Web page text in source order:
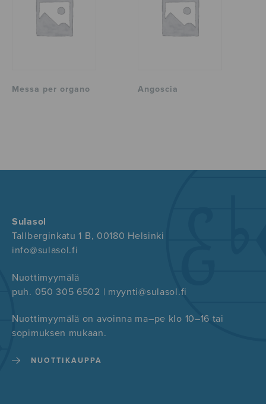
Messa per organo Angoscia
Sulasol
Tallberginkatu 1 B, 00180 Helsinki
info@sulasol.fi
Nuottimyymälä
puh. 050 305 6502 | myynti@sulasol.fi
Nuottimyymälä on avoinna ma–pe klo 10–16 tai
sopimuksen mukaan.
NUOTTIKAUPPA